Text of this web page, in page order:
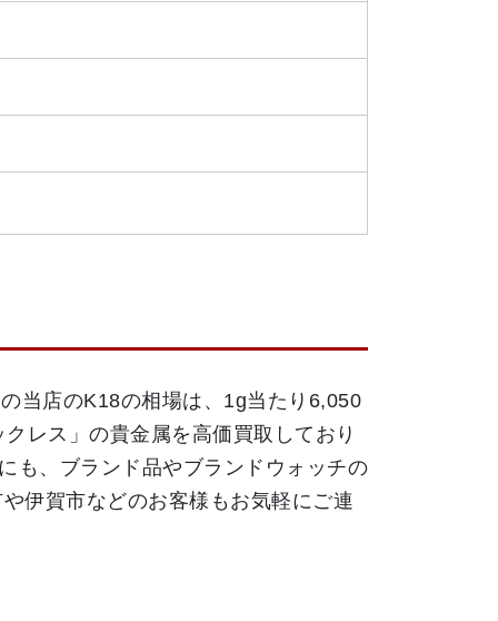
当店のK18の相場は、1g当たり6,050
レス」の貴金属を高価買取しており
も、ブランド品やブランドウォッチの
伊賀市などのお客様もお気軽にご連